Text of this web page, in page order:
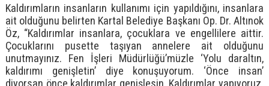
Kaldırımların insanların kullanımı için yapıldığını, insanlara
ait olduğunu belirten Kartal Belediye Başkanı Op. Dr. Altınok
Öz, “Kaldırımlar insanlara, çocuklara ve engellilere aittir.
Çocuklarını pusette taşıyan annelere ait olduğunu
unutmayınız. Fen İşleri Müdürlüğü’müzle ‘Yolu daraltın,
kaldırımı genişletin’ diye konuşuyorum. ‘Önce insan’
diyorsan önce kaldırımlar genişlesin. Kaldırımlar yapıyoruz.